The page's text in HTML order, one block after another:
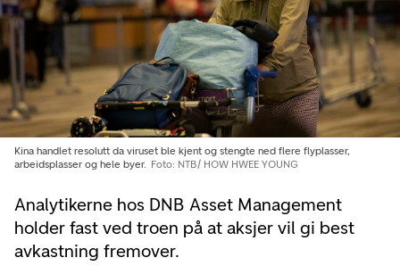
Analytikerne hos DNB Asset Management
holder fast ved troen på at aksjer vil gi best
avkastning fremover.
Kina handlet resolutt da viruset ble kjent og stengte ned flere flyplasser,
arbeidsplasser og hele byer. Foto: NTB/ HOW HWEE YOUNG